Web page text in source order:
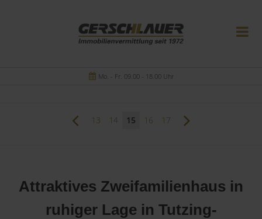
Mo. - Fr. 09.00 - 18.00 Uhr
13 14 15 16 17
Attraktives Zweifamilienhaus in
ruhiger Lage in Tutzing-